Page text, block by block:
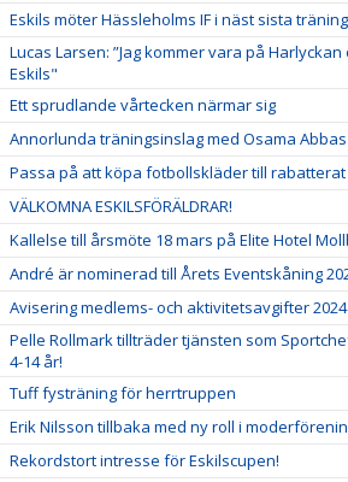
Eskils möter Hässleholms IF i näst sista
Lucas Larsen: ”Jag kommer vara på
Eskils"
Ett sprudlande vårtecken närmar sig
Annorlunda träningsinslag med Osama Abbas
Passa på att köpa fotbollskläder till rabatterat
VÄLKOMNA ESKILSFÖRÄLDRAR!
Kallelse till årsmöte 18 mars på Elite Hotel
André är nominerad till Årets Eventskåning
Avisering medlems- och aktivitetsavgifter 2024
Pelle Rollmark tillträder tjänsten som
4-14 år!
Tuff fysträning för herrtruppen
Erik Nilsson tillbaka med ny roll i
Rekordstort intresse för Eskilscupen!